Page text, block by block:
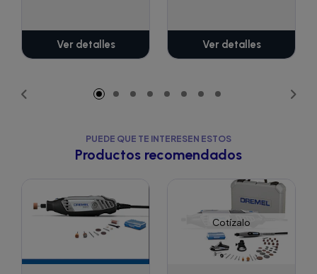
Ver detalles Ver detalles
PUEDE QUE TE INTERESEN ESTOS
Productos recomendados
Cotízalo